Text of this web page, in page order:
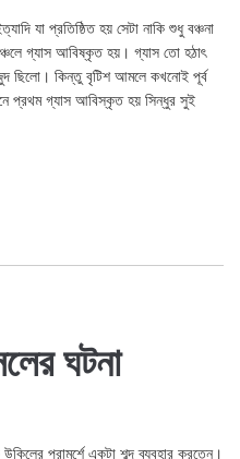
যা প্রতিষ্ঠিত হয় সেটা নাকি শুধু বঞ্চনা
গ্যাস আবিষ্কৃত হয়। গ্যাস তো হঠাৎ
ছিলো। কিন্তু বৃটিশ আমলে কখনোই পূর্ব
প্রথম গ্যাস আবিস্কৃত হয় সিন্ধুর সুই
ঘটনা
পরামর্শে একটা শব্দ ব্যবহার করতেন।